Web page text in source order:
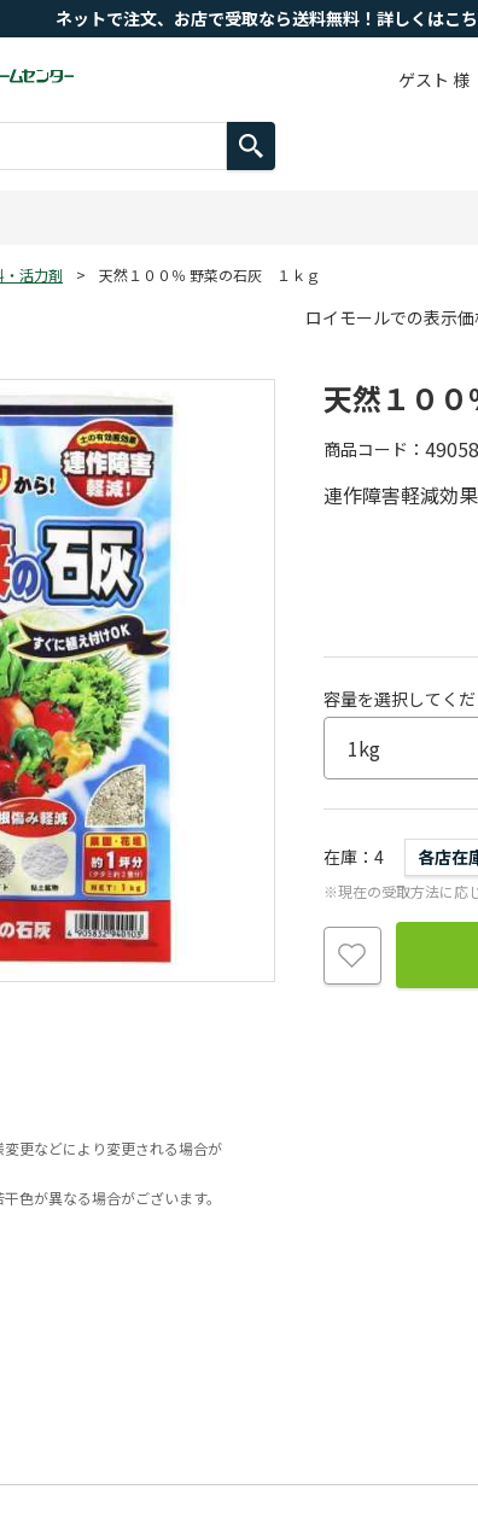
ネットで注文、お店で受取なら送料無料！詳しくはこ
ゲスト 様
・活力剤 > 天然１００％ 野菜の石灰 １ｋｇ
ロイモールでの表示
更などにより変更される場合が
色が異なる場合がございます。
天然１０
商品コード
連作障害軽減効果
容量を選択してく
在庫 4 各店在
※現在の受取方法に応